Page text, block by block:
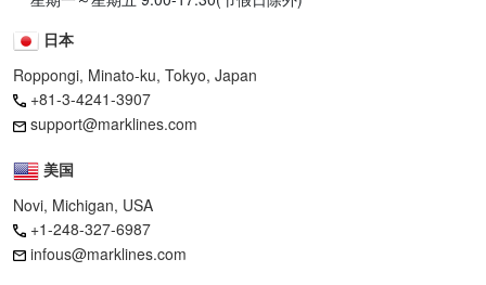
日本
Roppongi, Minato-ku, Tokyo, Japan
+81-3-4241-3907
support@marklines.com
美国
Novi, Michigan, USA
+1-248-327-6987
infous@marklines.com